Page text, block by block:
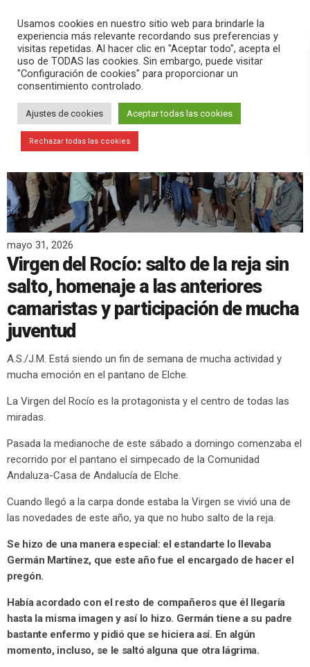
search menu pause PLAY
mayo 31, 2026
Virgen del Rocío: salto de la reja sin
salto, homenaje a las anteriores
camaristas y participación de mucha
juventud
A.S./J.M. Está siendo un fin de semana de mucha actividad y
mucha emoción en el pantano de Elche.
La Virgen del Rocío es la protagonista y el centro de todas las
miradas.
Pasada la medianoche de este sábado a domingo comenzaba el
recorrido por el pantano el simpecado de la Comunidad
Andaluza-Casa de Andalucía de Elche.
Cuando llegó a la carpa donde estaba la Virgen se vivió una de
las novedades de este año, ya que no hubo salto de la reja.
Se hizo de una manera especial: el estandarte lo llevaba
Germán Martínez, que este año fue el encargado de hacer el
pregón.
Había acordado con el resto de compañeros que él llegaría
hasta la misma imagen y así lo hizo. Germán tiene a su padre
bastante enfermo y pidió que se hiciera así. En algún
momento, incluso, se le saltó alguna que otra lágrima.
Usamos cookies en nuestro sitio web para brindarle la
experiencia más relevante recordando sus preferencias y
visitas repetidas. Al hacer clic en "Aceptar todo", acepta el
uso de TODAS las cookies. Sin embargo, puede visitar
"Configuración de cookies" para proporcionar un
consentimiento controlado.
Ajustes de cookies Aceptar todas las cookies
Rechazar todas las cookies